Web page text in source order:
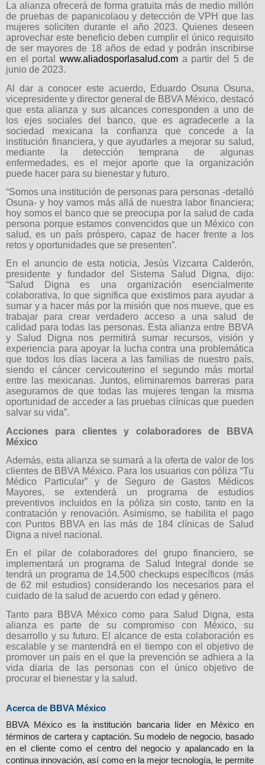
La alianza ofrecerá de forma gratuita más de medio millón
de pruebas de papanicolaou y detección de VPH que las
mujeres soliciten durante el año 2023. Quienes deseen
aprovechar este beneficio deben cumplir el único requisito
de ser mayores de 18 años de edad y podrán inscribirse
en el portal
www.aliadosporlasalud.com a partir del 5 de
junio de 2023.
Al dar a conocer este acuerdo, Eduardo Osuna Osuna,
vicepresidente y director general de BBVA México, destacó
que esta alianza y sus alcances corresponden a uno de
los ejes sociales del banco, que es agradecerle a la
sociedad mexicana la confianza que concede a la
institución financiera, y que ayudarles a mejorar su salud,
mediante la detección temprana de algunas
enfermedades, es el mejor aporte que la organización
puede hacer para su bienestar y futuro.
“Somos una institución de personas para personas -detalló
Osuna- y hoy vamos más allá de nuestra labor financiera;
hoy somos el banco que se preocupa por la salud de cada
persona porque estamos convencidos que un México con
salud, es un país próspero, capaz de hacer frente a los
retos y oportunidades que se presenten”.
En el anuncio de esta noticia, Jesús Vizcarra Calderón,
presidente y fundador del Sistema Salud Digna, dijo:
“Salud Digna es una organización esencialmente
colaborativa, lo que significa que existimos para ayudar a
sumar y a hacer más por la misión que nos mueve, que es
trabajar para crear verdadero acceso a una salud de
calidad para todas las personas. Esta alianza entre BBVA
y Salud Digna nos permitirá sumar recursos, visión y
experiencia para apoyar la lucha contra una problemática
que todos los días lacera a las familias de nuestro país,
siendo el cáncer cervicouterino el segundo más mortal
entre las mexicanas. Juntos, eliminaremos barreras para
asegurarnos de que todas las mujeres tengan la misma
oportunidad de acceder a las pruebas clínicas que pueden
salvar su vida”.
Acciones para clientes y colaboradores de BBVA
México
Además, esta alianza se sumará a la oferta de valor de los
clientes de BBVA México. Para los usuarios con póliza “Tu
Médico Particular” y de Seguro de Gastos Médicos
Mayores, se extenderá un programa de estudios
preventivos incluidos en la póliza sin costo, tanto en la
contratación y renovación. Asimismo, se habilita el pago
con Puntos BBVA en las más de 184 clínicas de Salud
Digna a nivel nacional.
En el pilar de colaboradores del grupo financiero, se
implementará un programa de Salud Integral donde se
tendrá un programa de 14,500 checkups específicos (más
de 62 mil estudios) considerando los necesarios para el
cuidado de la salud de acuerdo con edad y género.
Tanto para BBVA México como para Salud Digna, esta
alianza es parte de su compromiso con México, su
desarrollo y su futuro. El alcance de esta colaboración es
escalable y se mantendrá en el tiempo con el objetivo de
promover un país en el que la prevención se adhiera a la
vida diaria de las personas con el único objetivo de
procurar el bienestar y la salud.
Acerca de BBVA México
BBVA México es la institución bancaria líder en México en
términos de cartera y captación. Su modelo de negocio, basado
en el cliente como el centro del negocio y apalancado en la
continua innovación, así como en la mejor tecnología, le permite